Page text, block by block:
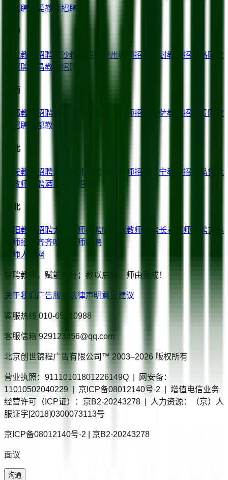
师招聘
东莞教师招聘
华中
武汉教师招聘 长沙教师招聘 郑州教师招聘 开封教师招聘 洛阳
教
师招聘
宜昌教师招聘
西南
成都教师招聘 教师招聘 拉萨教师招聘 贵阳
教
师招聘
昌都教师招聘
西北
西安教师招聘兰州 教师招聘 教师招聘 西宁教师招聘
乌鲁木
教师招聘酒泉 教师招聘
东北
沈阳教师招聘大连 教师招聘哈尔滨教师招聘长春 教师招聘吉林
教师招聘
齐齐哈尔
教师招聘
教师人才网
智聘教师，赋能教育；教以启智，师由我成！
关于我们 广告服务 法律声明意见建议
客服热线 010-65510988
客服信箱 929123456@qq.com
北京创世锦程广告有限公司™ 2003–2026 版权所有
营业执照：91110101801226149Q | 网安备：
11010502040229 | 京ICP备08012140号-2 | 增值电信业务
经营许可（ICP证）：京B2-20243278 | 人力资源：（京）人
服证字[2018]0300073113号
京ICP备08012140号-2 | 京B2-20243278
面议
沟通